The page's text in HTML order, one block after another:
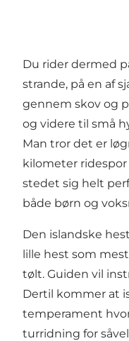
Du rider dermed
strande, på en af
gennem skov og
og videre til små
Man tror det er
kilometer ridespor
stedet sig helt
både børn og
Den islandske
lille hest som
tølt. Guiden vil
Dertil kommer at
temperament
turridning for